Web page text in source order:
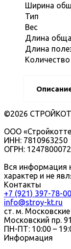
Ширина
Тип
Вес
Длина
Длина
©2026
ООО
ИНН: 7810963250
ОГРН:
Вся информация
характер и не
Контакты
+7 (921) 397-78-00
info@stroy-kt.ru
ст. м.
Московский пр.
ПН-ПТ: 10:00 –
Информация